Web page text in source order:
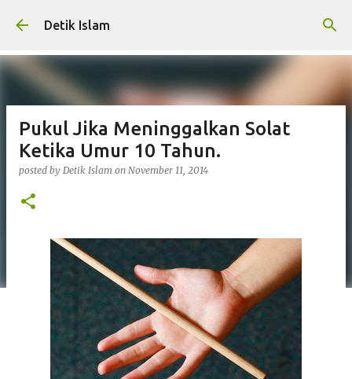
Detik Islam
Pukul Jika Meninggalkan Solat
Ketika Umur 10 Tahun.
posted by Detik Islam on November 11, 2014